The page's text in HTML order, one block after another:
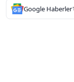
Google